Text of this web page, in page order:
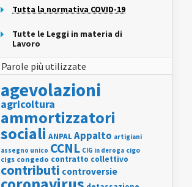
Tutta la normativa COVID-19
Tutte le Leggi in materia di
Lavoro
Parole più utilizzate
agevolazioni
agricoltura
ammortizzatori
sociali ANPALAppalto artigiani
assegno unico CCNL CIG in deroga cigo
cigs congedo contratto collettivo
contributi controversie